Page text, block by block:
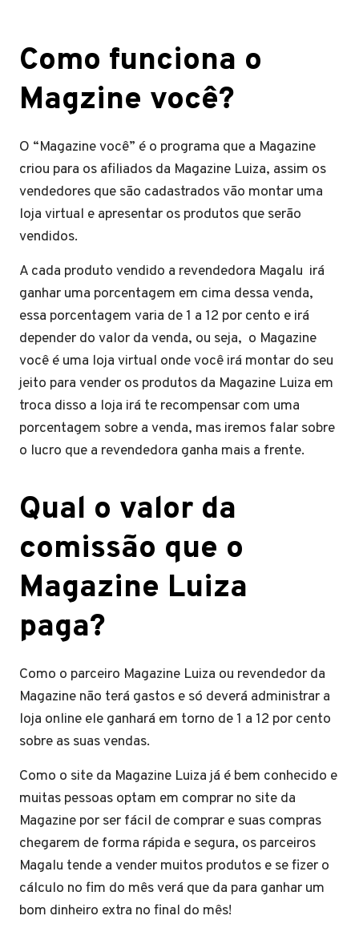
Como funciona o
Magzine você?
O “Magazine você” é o programa que a Magazine
criou para os afiliados da Magazine Luiza, assim os
vendedores que são cadastrados vão montar uma
loja virtual e apresentar os produtos que serão
vendidos.
A cada produto vendido a revendedora Magalu irá
ganhar uma porcentagem em cima dessa venda,
essa porcentagem varia de 1 a 12 por cento e irá
depender do valor da venda, ou seja, o Magazine
você é uma loja virtual onde você irá montar do seu
jeito para vender os produtos da Magazine Luiza em
troca disso a loja irá te recompensar com uma
porcentagem sobre a venda, mas iremos falar sobre
o lucro que a revendedora ganha mais a frente.
Qual o valor da
comissão que o
Magazine Luiza
paga?
Como o parceiro Magazine Luiza ou revendedor da
Magazine não terá gastos e só deverá administrar a
loja online ele ganhará em torno de 1 a 12 por cento
sobre as suas vendas.
Como o site da Magazine Luiza já é bem conhecido e
muitas pessoas optam em comprar no site da
Magazine por ser fácil de comprar e suas compras
chegarem de forma rápida e segura, os parceiros
Magalu tende a vender muitos produtos e se fizer o
cálculo no fim do mês verá que da para ganhar um
bom dinheiro extra no final do mês!